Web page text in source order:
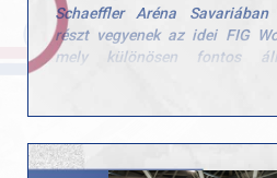
Schaeffler Aréna Savariában
részt vegyenek az idei FIG
mely különösen fontos
nemzetközi naptárában —
kiválóan helyt állt ezen a rangos